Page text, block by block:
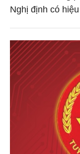
Nghị định có